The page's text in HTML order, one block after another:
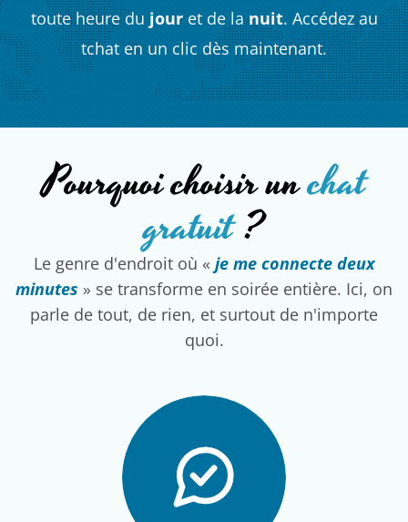
toute heure du jouret de lanuit. Accédez au
tchat en un clic dès maintenant.
Pourquoi choisir unchat
gratuit?
Le genre d'endroit où « je me connecte deux
minutes » se transforme en soirée entière. Ici, on
parle de tout, de rien, et surtout de n'importe
quoi.